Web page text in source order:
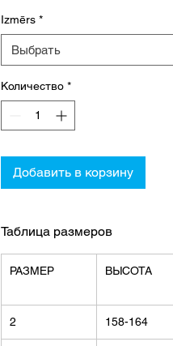
Izmērs *
Выбрать
Количество *
Добавить в корзину
Таблица размеров
РАЗМЕР ВЫСОТА
2 158-164